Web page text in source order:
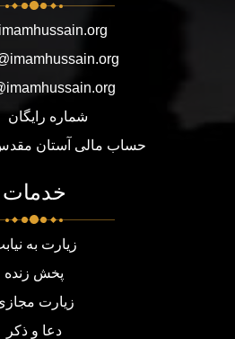
شماره رایگان
حساب مالی آستان
خدمات
زیارت به
پخش زنده
زیارت
دعا و ذکر